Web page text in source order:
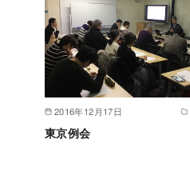
2016年12月17日
東京例会